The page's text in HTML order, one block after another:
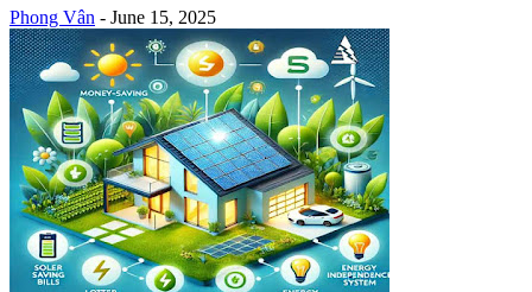
Phong Vân - June 15, 2025